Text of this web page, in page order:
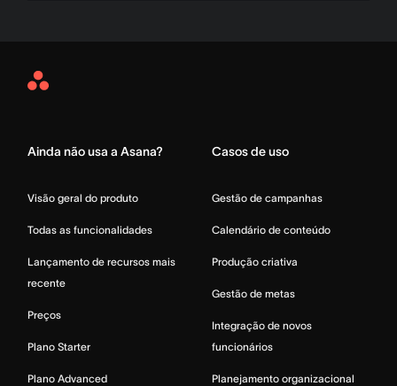
Asana
Ainda não usa a Asana?
Visão geral do produto
Todas as funcionalidades
Lançamento de recursos mais
recente
Preços
Plano Starter
Plano Advanced
Casos de uso
Gestão de campanhas
Calendário de conteúdo
Produção criativa
Gestão de metas
Integração de novos
funcionários
Planejamento organizacional